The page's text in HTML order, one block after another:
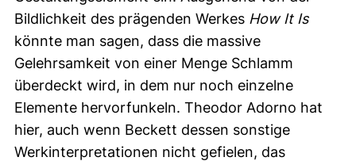
Bildlichkeit des prägenden Werkes How It Is
könnte man sagen, dass die massive
Gelehrsamkeit von einer Menge Schlamm
überdeckt wird, in dem nur noch einzelne
Elemente hervorfunkeln. Theodor Adorno hat
hier, auch wenn Beckett dessen sonstige
Werkinterpretationen nicht gefielen, das